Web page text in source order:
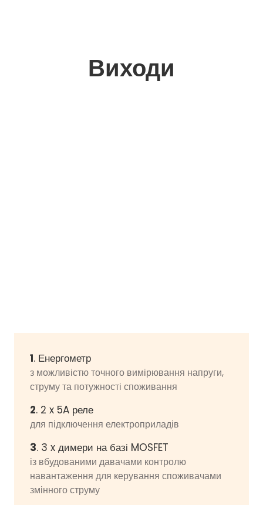
Виходи
1. Енергометр
з можливістю точного вимірювання напруги,
струму та потужності споживання
2. 2 x 5A реле
для підключення електроприладів
3. 3 x димери на базі MOSFET
із вбудованими давачами контролю
навантаження для керування споживачами
змінного струму